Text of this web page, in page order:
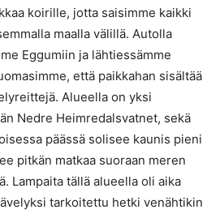
koirille, jotta saisimme kaikki
maalla välillä. Autolla
Eggumiin ja lähtiessämme
että paikkahan sisältää
Alueella on yksi
Nedre Heimredalsvatnet, sekä
päässä solisee kaunis pieni
pitkän matkaa suoraan meren
Lampaita tällä alueella oli aika
tarkoitettu hetki venähtikin